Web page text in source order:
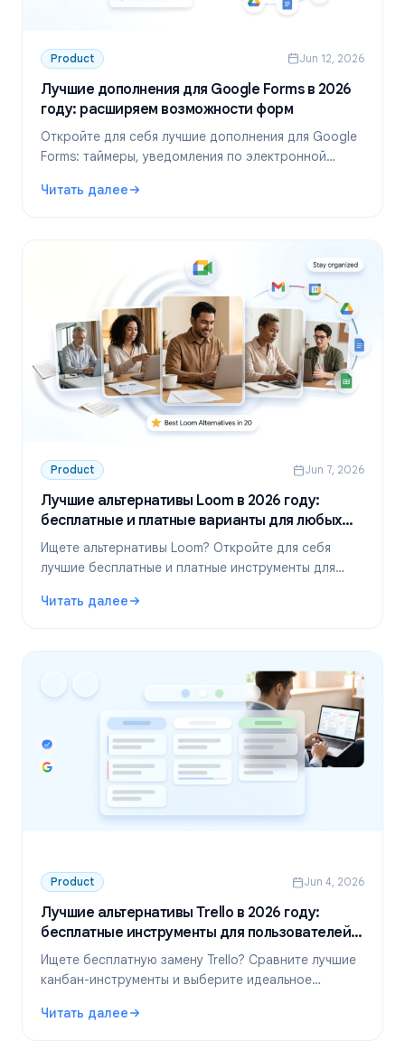
Product Jun 12, 2026
Лучшие дополнения для Google Forms в 2026
году: расширяем возможности форм
Откройте для себя лучшие дополнения для Google
Forms: таймеры, уведомления по электронной
функционал Google Forms с помощью бесплатных и
Читать далее
: Лучшие дополнения для Google Forms в 2026 году:
Product Jun 7, 2026
Лучшие альтернативы Loom в 2026 году:
бесплатные и платные варианты для любых
задач
Ищете альтернативы Loom? Откройте для себя
лучшие бесплатные и платные инструменты для
видео в 2026 году.
Читать далее
: Лучшие альтернативы Loom в 2026 году: бесплатные
Product Jun 4, 2026
Лучшие альтернативы Trello в 2026 году:
бесплатные инструменты для пользователей
Google Workspace
Ищете бесплатную замену Trello? Сравните лучшие
канбан-инструменты и выберите идеальное
Workspace.
Читать далее
: Лучшие альтернативы Trello в 2026 году: